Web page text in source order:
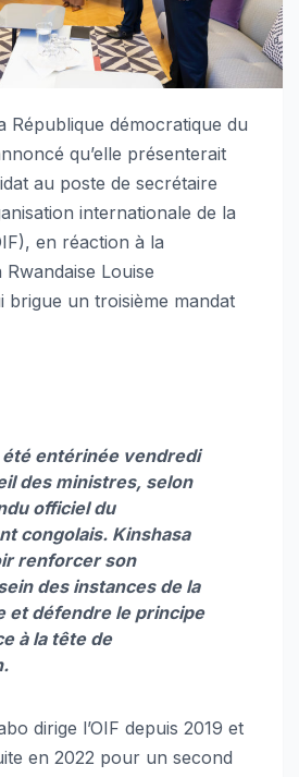
République démocratique du
qu’elle présenterait
au poste de secrétaire
internationale de la
en réaction à la
Louise
brigue un troisième mandat
été entérinée vendredi
des ministres, selon
officiel du
congolais. Kinshasa
renforcer son
des instances de la
et défendre le principe
à la tête de
dirige l’OIF depuis 2019 et
en 2022 pour un second